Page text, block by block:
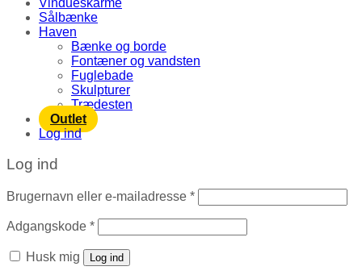
Sålbænke
Haven
Bænke og borde
Fontæner og vandsten
Fuglebade
Skulpturer
Trædesten
Outlet
Log ind
Log ind
Brugernavn eller e-mailadresse *
Adgangskode *
Husk mig Log ind